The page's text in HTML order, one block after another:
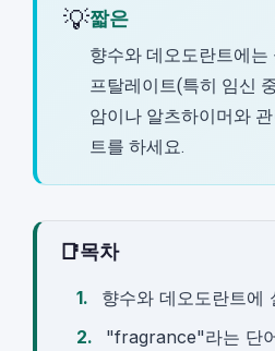
💡짧은
향수와 데오도란트에
프탈레이트(특히 임신
암이나 알츠하이머와
트를 하세요.
📑목차
향수와 데오도란트에
"fragrance"라는 단